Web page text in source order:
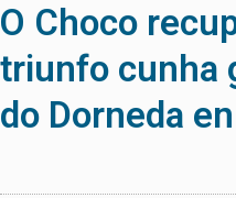
O Choco
triunfo cunha
do Dorneda